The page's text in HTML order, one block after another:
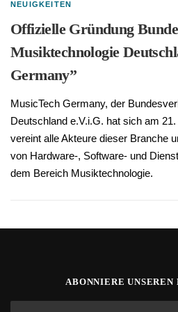
NEUIGKEITEN
Offizielle Gründung
Musiktechnologie
Germany”
MusicTech Germany, der
Deutschland e.V.i.G. hat sich am
vereint alle Akteure dieser Branche
von Hardware-, Software- und
dem Bereich Musiktechnologie.
ABONNIERE